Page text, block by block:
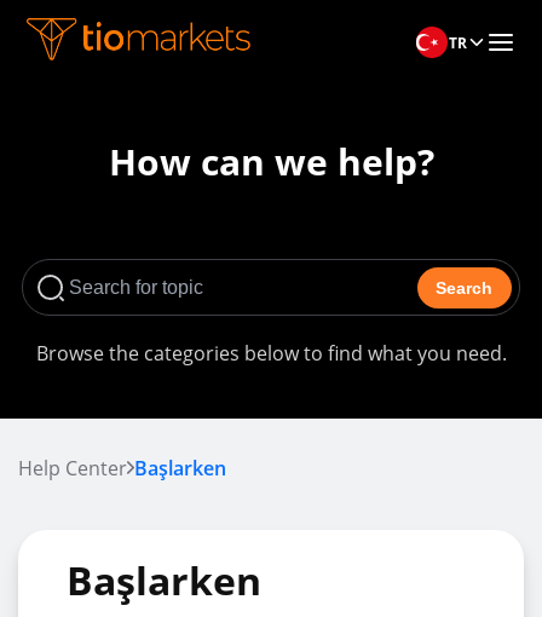
TR
How can we help?
Search
Browse the categories below to find what you need.
Help Center Başlarken
Başlarken